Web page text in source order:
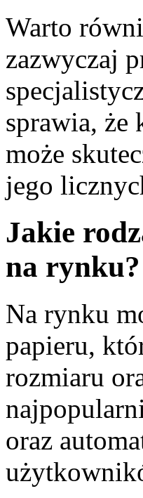
Warto
zazwyczaj
sprawia, że
może
jego
Jakie
na rynku?
Na rynku
papieru,
rozmiaru
oraz